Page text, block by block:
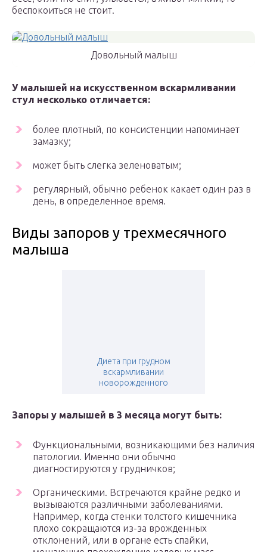
беспокоиться не стоит.
Довольный малыш
У малышей на искусственном вскармливании
стул несколько отличается:
более плотный, по консистенции напоминает
замазку;
может быть слегка зеленоватым;
регулярный, обычно ребенок какает один раз в
день, в определенное время.
Виды запоров у трехмесячного
малыша
Диета при грудном
вскармливании
новорожденного
Запоры у малышей в 3 месяца могут быть:
Функциональными, возникающими без наличия
патологии. Именно они обычно
диагностируются у грудничков;
Органическими. Встречаются крайне редко и
вызываются различными заболеваниями.
Например, когда стенки толстого кишечника
плохо сокращаются из-за врожденных
отклонений, или в органе есть спайки,